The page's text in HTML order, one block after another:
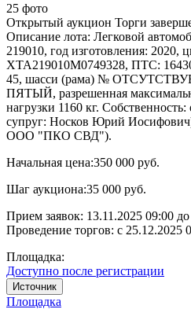
25 фото
Открытый аукцион Торги
Описание лота: Легковой
219010, год изготовления:
XTA219010M0749328, ПТС:
45, шасси (рама) №
ПЯТЫЙ, разрешенная
нагрузки 1160 кг.
супруг: Носков Юрий
ООО "ПКО СВД").
Начальная цена:350 000 руб.
Шаг аукциона:35 000 руб.
Прием заявок: 13.11.2025 09:00 до
Проведение торгов: с 25.12.2025
Площадка:
Доступно после регистрации
Источник
Площадка